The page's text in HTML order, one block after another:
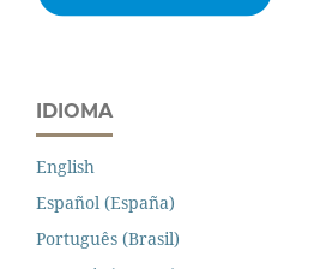
IDIOMA
English
Español (España)
Português (Brasil)